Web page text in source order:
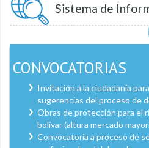
Sistema de
CONVOCATORIAS
Invitación a la ciudadanía
sugerencias del proceso de
Obras de protección para el
bolívar (altura mercado
Convocatoria a proceso de